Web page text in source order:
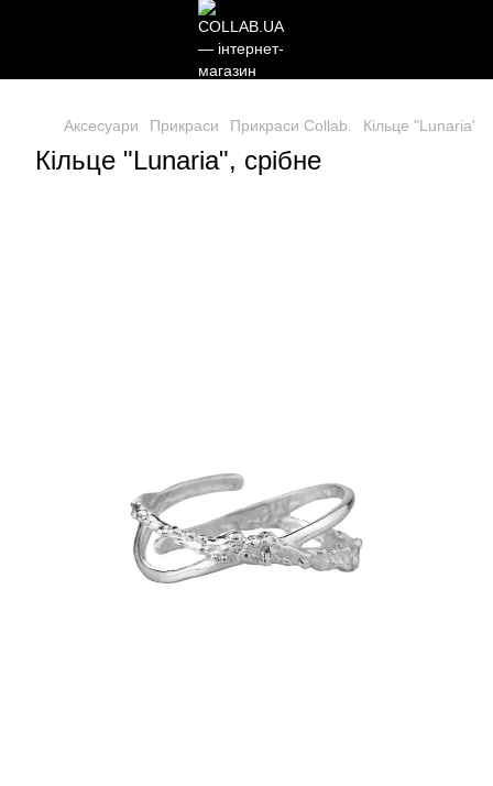
Аксесуари Прикраси Прикраси Collab. Кільце "Lunaria",
Кільце "Lunaria", срібне